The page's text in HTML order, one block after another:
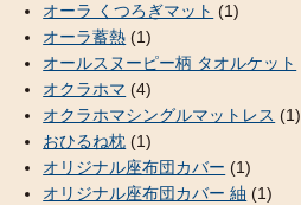
オーラ くつろぎマット (1)
オーラ蓄熱 (1)
オールスヌーピー柄 タオルケット
オクラホマ (4)
オクラホマシングルマットレス (1)
おひるね枕 (1)
オリジナル座布団カバー (1)
オリジナル座布団カバー 紬 (1)